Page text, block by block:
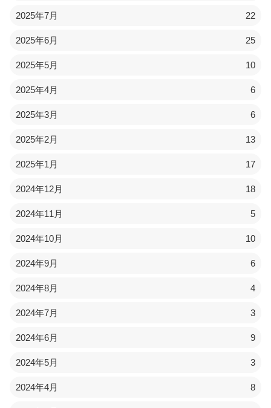
2025年7月 22
2025年6月 25
2025年5月 10
2025年4月 6
2025年3月 6
2025年2月 13
2025年1月 17
2024年12月 18
2024年11月 5
2024年10月 10
2024年9月 6
2024年8月 4
2024年7月 3
2024年6月 9
2024年5月 3
2024年4月 8